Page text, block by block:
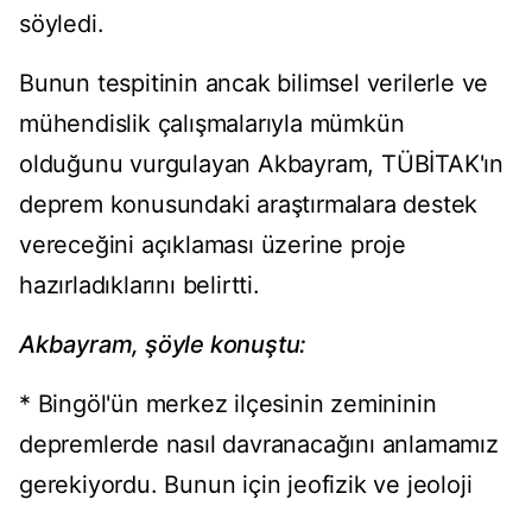
söyledi.
Bunun tespitinin ancak bilimsel verilerle ve
mühendislik çalışmalarıyla mümkün
olduğunu vurgulayan Akbayram, TÜBİTAK'ın
deprem konusundaki araştırmalara destek
vereceğini açıklaması üzerine proje
hazırladıklarını belirtti.
Akbayram, şöyle konuştu:
* Bingöl'ün merkez ilçesinin zemininin
depremlerde nasıl davranacağını anlamamız
gerekiyordu. Bunun için jeofizik ve jeoloji